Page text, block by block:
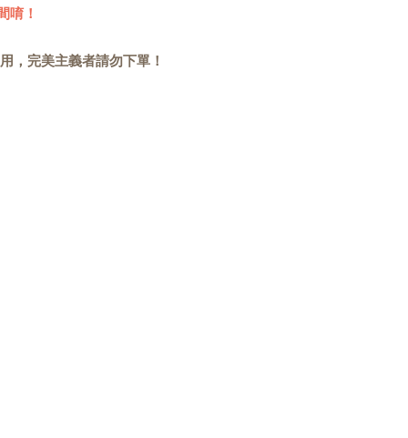
唷！
，完美主義者請勿下單！